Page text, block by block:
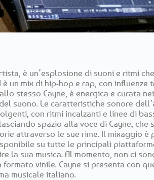
è un’esplosione di suoni e ritmi
un mix di hip-hop e rap, con influenze
stesso Cayne, è energica e curata
suono. Le caratteristiche sonore
con ritmi incalzanti e linee di
spazio alla voce di Cayne, che
attraverso le sue rime. Il mixaggio è
su tutte le principali
la sua musica. Al momento, non ci
vinile. Cayne si presenta con
musicale italiano.